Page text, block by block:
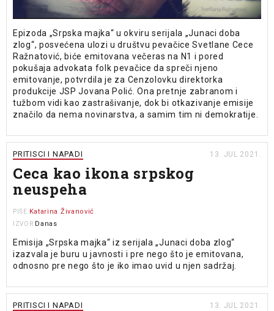
Epizoda „Srpska majka“ u okviru serijala „Junaci doba
zlog“, posvećena ulozi u društvu pevačice Svetlane Cece
Ražnatović, biće emitovana večeras na N1 i pored
pokušaja advokata folk pevačice da spreči njeno
emitovanje, potvrdila je za Cenzolovku direktorka
produkcije JSP Jovana Polić. Ona pretnje zabranom i
tužbom vidi kao zastrašivanje, dok bi otkazivanje emisije
značilo da nema novinarstva, a samim tim ni demokratije.
PRITISCI I NAPADI 13. JUL 2021.
Ceca kao ikona srpskog
neuspeha
PIŠE Katarina Živanović
IZVOR Danas
Emisija „Srpska majka“ iz serijala „Junaci doba zlog“
izazvala je buru u javnosti i pre nego što je emitovana,
odnosno pre nego što je iko imao uvid u njen sadržaj.
PRITISCI I NAPADI 13. JUL 2021.